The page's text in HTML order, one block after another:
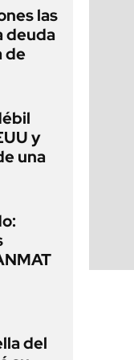
las
deuda
de
y
una
del